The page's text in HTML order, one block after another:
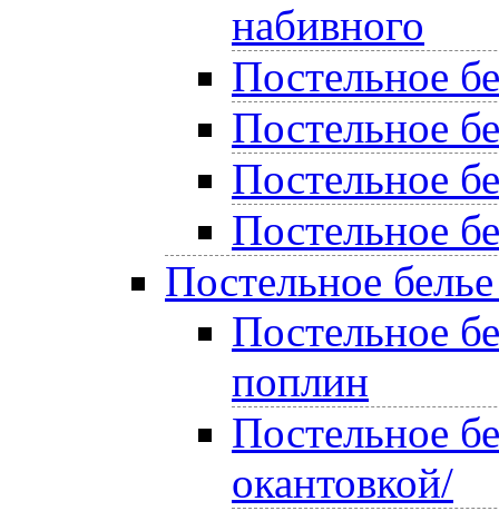
набивного
Постельное
Постельное
Постельное
Постельное
Постельное
Постельное
поплин
Постельное
окантовкой/